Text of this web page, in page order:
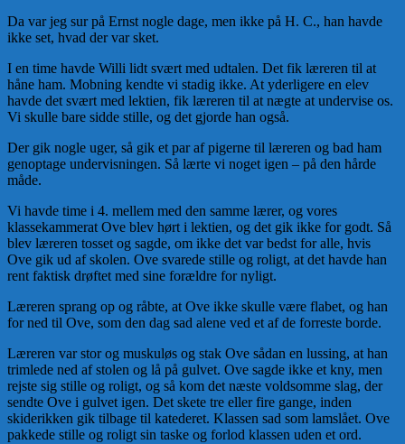
Da var jeg sur på Ernst nogle dage, men ikke på H. C., han havde
ikke set, hvad der var sket.
I en time havde Willi lidt svært med udtalen. Det fik læreren til at
håne ham. Mobning kendte vi stadig ikke. At yderligere en elev
havde det svært med lektien, fik læreren til at nægte at undervise os.
Vi skulle bare sidde stille, og det gjorde han også.
Der gik nogle uger, så gik et par af pigerne til læreren og bad ham
genoptage undervisningen. Så lærte vi noget igen – på den hårde
måde.
Vi havde time i 4. mellem med den samme lærer, og vores
klassekammerat Ove blev hørt i lektien, og det gik ikke for godt. Så
blev læreren tosset og sagde, om ikke det var bedst for alle, hvis
Ove gik ud af skolen. Ove svarede stille og roligt, at det havde han
rent faktisk drøftet med sine forældre for nyligt.
Læreren sprang op og råbte, at Ove ikke skulle være flabet, og han
for ned til Ove, som den dag sad alene ved et af de forreste borde.
Læreren var stor og muskuløs og stak Ove sådan en lussing, at han
trimlede ned af stolen og lå på gulvet. Ove sagde ikke et kny, men
rejste sig stille og roligt, og så kom det næste voldsomme slag, der
sendte Ove i gulvet igen. Det skete tre eller fire gange, inden
skiderikken gik tilbage til katederet. Klassen sad som lamslået. Ove
pakkede stille og roligt sin taske og forlod klassen uden et ord.